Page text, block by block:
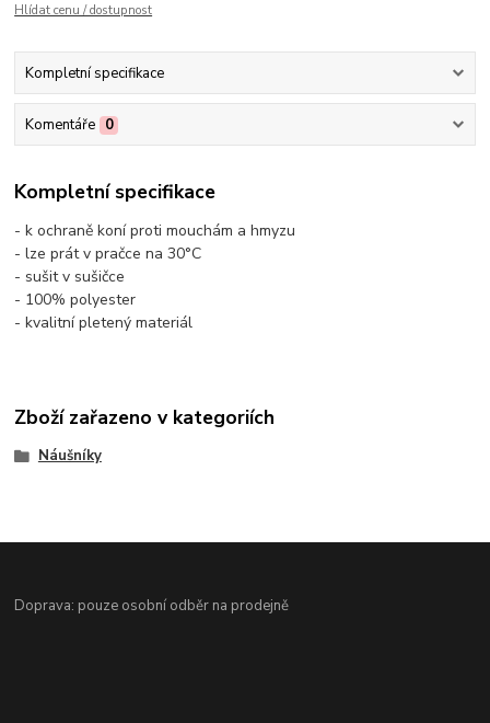
Hlídat cenu / dostupnost
Kompletní specifikace
Komentáře 0
Kompletní specifikace
- k ochraně koní proti mouchám a hmyzu
- lze prát v pračce na 30°C
- sušit v sušičce
- 100% polyester
- kvalitní pletený materiál
Zboží zařazeno v kategoriích
Náušníky
Doprava: pouze osobní odběr na prodejně